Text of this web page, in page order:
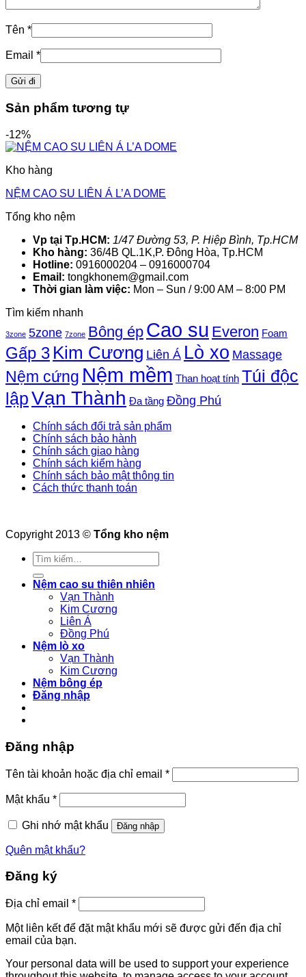
Tên *
Email *
Sản phẩm tương tự
-12%
Kho hàng
NỆM CAO SU LIÊN Á L’A DOME
Tổng kho nệm
Vp tại Tp.HCM: 1/47 Đường 53, P. Hiệp Bình, Tp.HCM
Kho hàng: 36/4B QL.1K,P. Đông Hòa, Tp.HCM
Hotline: 0916000204 – 0916000704
Email: tongkhonem@gmail.com
Thời gian làm việc: Mon – Sun / 9:00 AM – 8:00 PM
Tìm kiếm nhanh
3zone 5zone 7zone Bông ép Cao su Everon Foam
Gấp 3 Kim Cương Liên Á Lò xo Massage
Nệm cứng Nệm mềm Than hoạt tính Túi độc
lậpVạn Thành Đa tầng Đồng Phú
Chính sách đổi trả sản phẩm
Chính sách bảo hành
Chính sách giao hàng
Chính sách kiểm hàng
Chính sách bảo mật thông tin
Cách thức thanh toán
Copyright 2013 © Tổng kho nệm
Tìm
kiếm:
Nệm cao su thiên nhiên
Vạn Thành
Kim Cương
Liên Á
Đồng Phú
Nệm lò xo
Vạn Thành
Kim Cương
Nệm bông ép
Đăng nhập
Đăng nhập
Tên tài khoản hoặc địa chỉ email *Bắt
buộc
Mật khẩu *Bắt
buộc
Ghi nhớ mật khẩu
Đăng nhập
Quên mật khẩu?
Đăng ký
Địa chỉ email *Bắt
buộc
Một liên kết để đặt mật khẩu mới sẽ được gửi đến địa chỉ
email của bạn.
Your personal data will be used to support your experience